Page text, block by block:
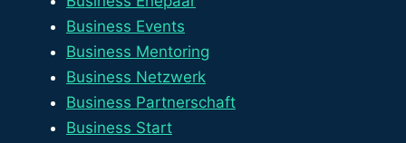
Business Events
Business Mentoring
Business Netzwerk
Business Partnerschaft
Business Start